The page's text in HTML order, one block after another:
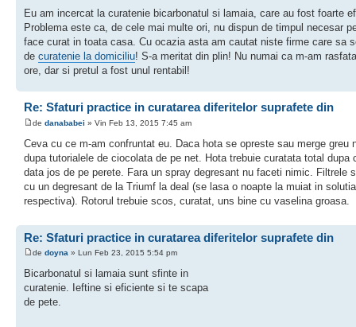
Eu am incercat la curatenie bicarbonatul si lamaia, care au fost foarte
Problema este ca, de cele mai multe ori, nu dispun de timpul necesar
face curat in toata casa. Cu ocazia asta am cautat niste firme care sa
de curatenie la domiciliu! S-a meritat din plin! Nu numai ca m-am
ore, dar si pretul a fost unul rentabil!
Re: Sfaturi practice in curatarea diferitelor suprafete din
de danababei » Vin Feb 13, 2015 7:45 am
Ceva cu ce m-am confruntat eu. Daca hota se opreste sau merge greu
dupa tutorialele de ciocolata de pe net. Hota trebuie curatata total dupa
data jos de pe perete. Fara un spray degresant nu faceti nimic. Filtrele
cu un degresant de la Triumf la deal (se lasa o noapte la muiat in solutia
respectiva). Rotorul trebuie scos, curatat, uns bine cu vaselina groasa.
Re: Sfaturi practice in curatarea diferitelor suprafete din
de doyna » Lun Feb 23, 2015 5:54 pm
Bicarbonatul si lamaia sunt sfinte in
curatenie. Ieftine si eficiente si te scapa
de pete.